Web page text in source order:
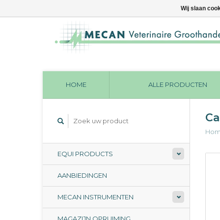
HOME ALLE PRODUCTEN
EQUI PRODUCTS
AANBIEDINGEN
MECAN INSTRUMENTEN
Wij slaan